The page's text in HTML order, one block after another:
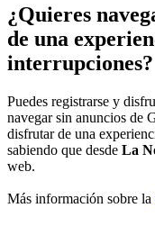
¿Quieres
de una
interrupciones?
Puedes registrarse y
navegar sin anuncios de
disfrutar de una
sabiendo que desde La
web.
Más información sobre la